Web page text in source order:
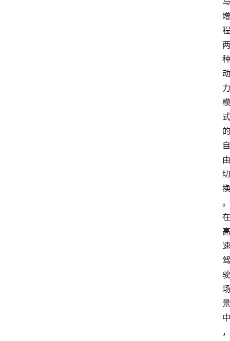
增
程
两
种
动
力
模
式
的
自
由
切
换
。
在
高
速
驾
驶
场
景
中
，